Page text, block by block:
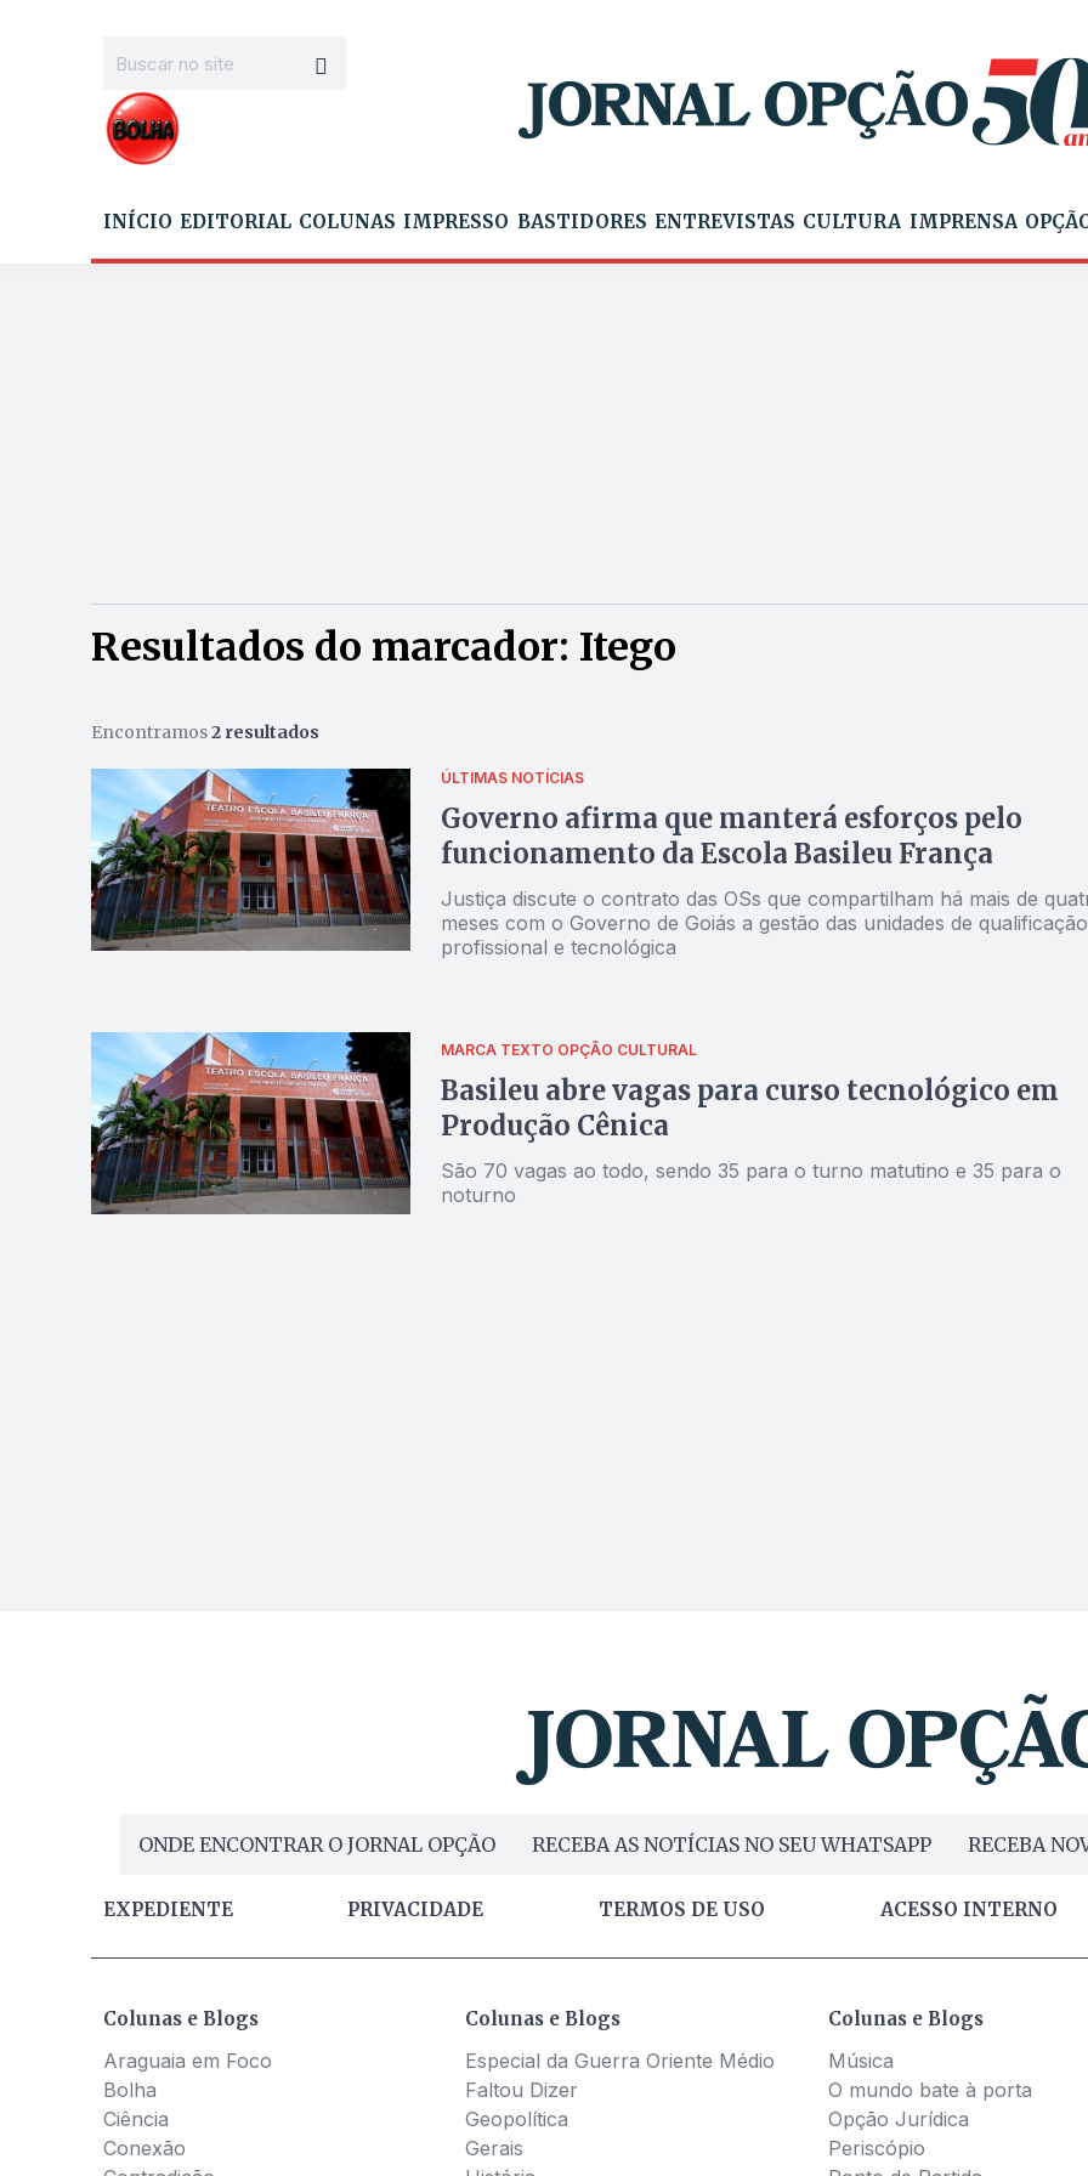
INÍCIO EDITORIAL COLUNAS IMPRESSO BASTIDORES ENTREVISTAS CULTURA IMPRENSA
Resultados do marcador: Itego
Encontramos2 resultados
ÚLTIMAS NOTÍCIAS
Governo afirma que manterá esforços pelo
funcionamento da Escola Basileu França
Justiça discute o contrato das OSs que compartilham há mais de
meses com o Governo de Goiás a gestão das unidades de qualificação
profissional e tecnológica
MARCA TEXTO OPÇÃO CULTURAL
Basileu abre vagas para curso tecnológico em
Produção Cênica
São 70 vagas ao todo, sendo 35 para o turno matutino e 35 para o
noturno
ONDE ENCONTRAR O JORNAL OPÇÃO RECEBA AS NOTÍCIAS NO SEU WHATSAPP RECEBA
EXPEDIENTE PRIVACIDADE TERMOS DE USO ACESSO INTERNO
Colunas e Blogs
Araguaia em Foco
Bolha
Ciência
Conexão
Colunas e Blogs
Especial da Guerra Oriente Médio
Faltou Dizer
Geopolítica
Gerais
Colunas e Blogs
Música
O mundo bate à porta
Opção Jurídica
Periscópio